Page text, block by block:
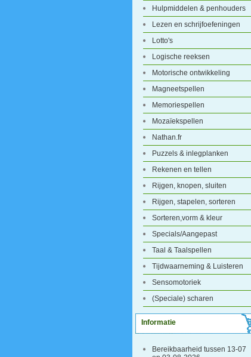
Hulpmiddelen & penhouders
Lezen en schrijfoefeningen
Lotto's
Logische reeksen
Motorische ontwikkeling
Magneetspellen
Memoriespellen
Mozaïekspellen
Nathan.fr
Puzzels & inlegplanken
Rekenen en tellen
Rijgen, knopen, sluiten
Rijgen, stapelen, sorteren
Sorteren,vorm & kleur
Specials/Aangepast
Taal & Taalspellen
Tijdwaarneming & Luisteren
Sensomotoriek
(Speciale) scharen
Informatie
Bereikbaarheid tussen 13-07